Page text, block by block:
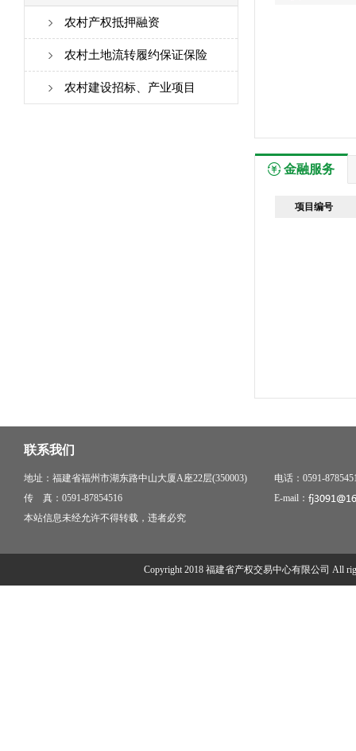
农村产权抵押融资
农村土地流转履约保证保险
农村建设招标、产业项目
金融服务
项目编号
联系我们
地址：福建省福州市湖东路中山大厦A座22层(350003)
电话：0591-
传 真：0591-87854516
E-mail：
本站信息未经允许不得转载，违者必究
Copyright 2018 福建省产权交易中心有限公司 All